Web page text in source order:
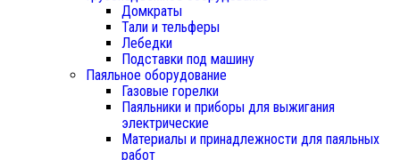
Домкраты
Тали и тельферы
Лебедки
Подставки под машину
Паяльное оборудование
Газовые горелки
Паяльники и приборы для выжигания
электрические
Материалы и принадлежности для паяльных
работ